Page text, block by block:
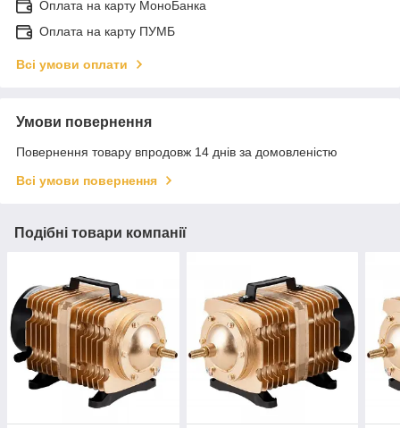
Оплата на карту МоноБанка
Оплата на карту ПУМБ
Всі умови оплати
Умови повернення
Повернення товару впродовж 14 днів за домовленістю
Всі умови повернення
Подібні товари компанії